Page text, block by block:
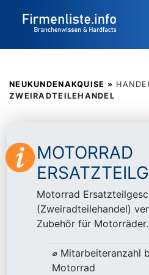
NEUKUNDENAKQUISE »
ZWEIRADTEILEHANDEL
MOTORRAD
Motorrad
(Zweiradteilehandel)
Zubehör für Motorräder.
⌀ Mitarbeiteranzahl
Motorrad